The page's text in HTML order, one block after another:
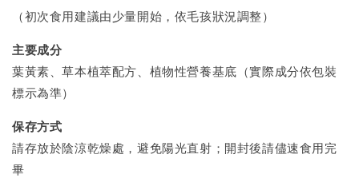
（初次食用建議由少量開始，依毛孩狀況調整）
主要成分
葉黃素、草本植萃配方、植物性營養基底（實際成分依包裝
標示為準）
保存方式
請存放於陰涼乾燥處，避免陽光直射；開封後請儘速食用完
畢